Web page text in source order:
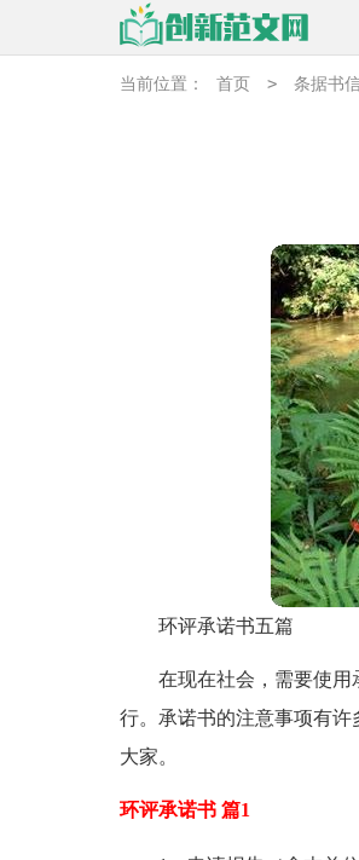
当前位置： 首页 > 条据书
环评承诺书五篇
在现在社会，需要使
行。承诺书的注意事项有许
大家。
环评承诺书 篇1